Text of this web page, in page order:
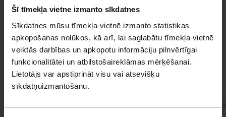
Šī tīmekļa vietne izmanto sīkdatnes
Sīkdatnes mūsu tīmekļa vietnē izmanto statistikas
apkopošanas nolūkos, kā arī, lai saglabātu tīmekļa vietnē
veiktās darbības un apkopotu informāciju pilnvērtīgai
funkcionalitātei un atbilstošaireklāmas mērķēšanai.
Lietotājs var apstiprināt visu vai atsevišķu
sīkdatņuizmantošanu.
Līdzīgi jautājumi
Mūsu eksperti spēs atbildēt uz jebkuru Jūsu jautājumu
UZDOT JAUTĀJUMU